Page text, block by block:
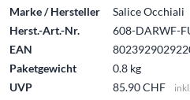
Marke / Hersteller
Salice Occhiali
Herst.-Art.-Nr.
608-DARWF-
EAN
Paketgewicht
0.8 kg
UVP
85.90 CHF